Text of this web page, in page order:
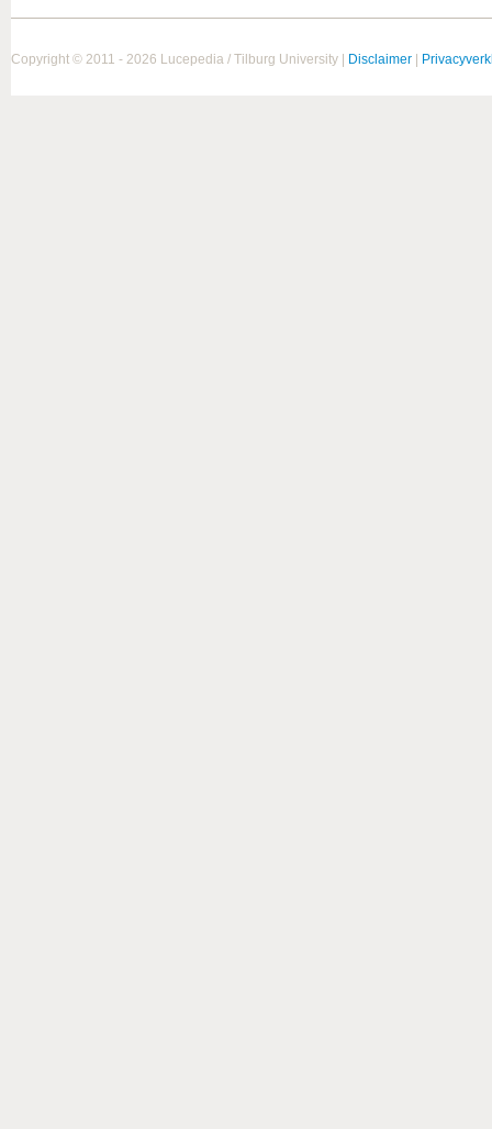
Copyright © 2011 - 2026 Lucepedia / Tilburg University | Disclaimer